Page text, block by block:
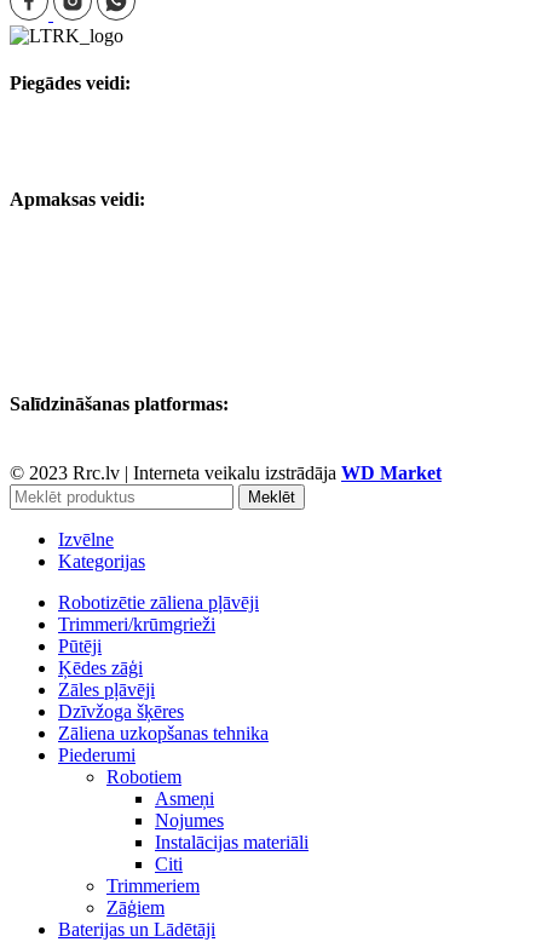
Piegādes veidi:
Apmaksas veidi:
Salīdzināšanas platformas:
© 2023 Rrc.lv | Interneta veikalu izstrādāja WD Market
Meklēt
Izvēlne
Kategorijas
Robotizētie zāliena pļāvēji
Trimmeri/krūmgrieži
Pūtēji
Ķēdes zāģi
Zāles pļāvēji
Dzīvžoga šķēres
Zāliena uzkopšanas tehnika
Piederumi
Robotiem
Asmeņi
Nojumes
Instalācijas materiāli
Citi
Trimmeriem
Zāģiem
Baterijas un Lādētāji